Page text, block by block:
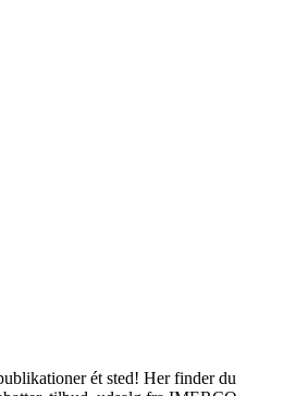
ét sted! Her finder du